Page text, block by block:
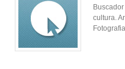
cultura.